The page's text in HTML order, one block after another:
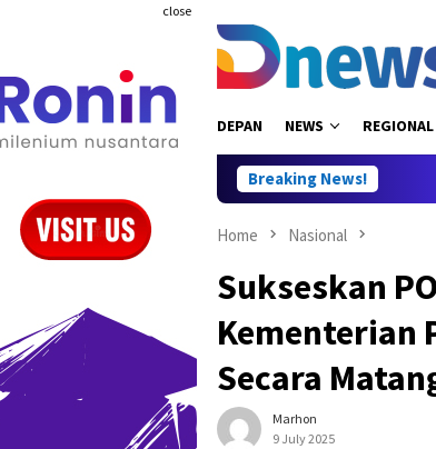
close
DEPAN NEWS REGIONAL
Breaking News!
Home Nasional
Sukseskan
Kementerian
Secara
Marhon
9 July 2025